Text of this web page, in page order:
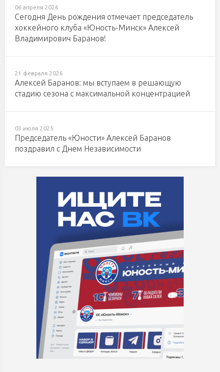
06 апреля 2026
Сегодня День рождения отмечает председатель
хоккейного клуба «Юность-Минск» Алексей
Владимирович Баранов!
21 февраля 2026
Алексей Баранов: мы вступаем в решающую
стадию сезона с максимальной концентрацией
03 июля 2025
Председатель «Юности» Алексей Баранов
поздравил с Днем Независимости